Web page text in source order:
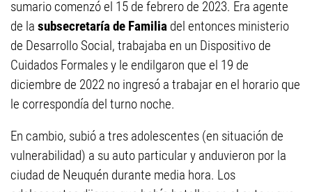
sumario comenzó el 15 de febrero de 2023. Era agente
de la subsecretaría de Familia del entonces ministerio
de Desarrollo Social, trabajaba en un Dispositivo de
Cuidados Formales y le endilgaron que el 19 de
diciembre de 2022 no ingresó a trabajar en el horario que
le correspondía del turno noche.
En cambio, subió a tres adolescentes (en situación de
vulnerabilidad) a su auto particular y anduvieron por la
ciudad de Neuquén durante media hora. Los